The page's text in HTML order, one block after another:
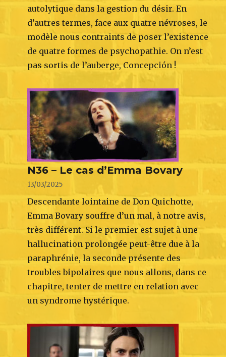
autolytique dans la gestion du désir. En
d’autres termes, face aux quatre névroses, le
modèle nous contraints de poser l’existence
de quatre formes de psychopathie. On n’est
pas sortis de l’auberge, Concepción !
N36 – Le cas d’Emma Bovary
13/03/2025
Descendante lointaine de Don Quichotte,
Emma Bovary souffre d’un mal, à notre avis,
très différent. Si le premier est sujet à une
hallucination prolongée peut-être due à la
paraphrénie, la seconde présente des
troubles bipolaires que nous allons, dans ce
chapitre, tenter de mettre en relation avec
un syndrome hystérique.